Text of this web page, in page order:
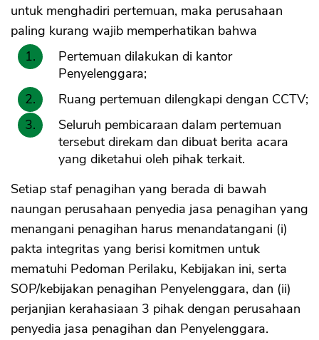
untuk menghadiri pertemuan, maka perusahaan
paling kurang wajib memperhatikan bahwa
Pertemuan dilakukan di kantor
Penyelenggara;
Ruang pertemuan dilengkapi dengan CCTV;
Seluruh pembicaraan dalam pertemuan
tersebut direkam dan dibuat berita acara
yang diketahui oleh pihak terkait.
Setiap staf penagihan yang berada di bawah
naungan perusahaan penyedia jasa penagihan yang
menangani penagihan harus menandatangani (i)
pakta integritas yang berisi komitmen untuk
mematuhi Pedoman Perilaku, Kebijakan ini, serta
SOP/kebijakan penagihan Penyelenggara, dan (ii)
perjanjian kerahasiaan 3 pihak dengan perusahaan
penyedia jasa penagihan dan Penyelenggara.